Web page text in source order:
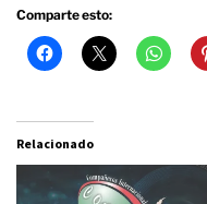
Comparte esto:
Relacionado